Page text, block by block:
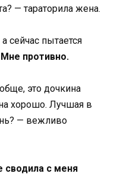
— тараторила жена.
сейчас пытается
Мне противно.
это дочкина
хорошо. Лучшая в
— вежливо
сводила с меня